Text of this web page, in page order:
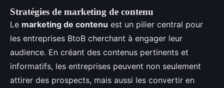
Stratégies de marketing de contenu
Le marketing de contenu est un pilier central pour
les entreprises BtoB cherchant à engager leur
audience. En créant des contenus pertinents et
informatifs, les entreprises peuvent non seulement
attirer des prospects, mais aussi les convertir en